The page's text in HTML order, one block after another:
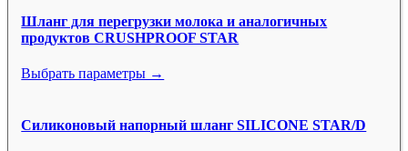
Шланг для перегрузки молока и аналогичных
продуктов CRUSHPROOF STAR
Выбрать параметры →
Силиконовый напорный шланг SILICONE STAR/D